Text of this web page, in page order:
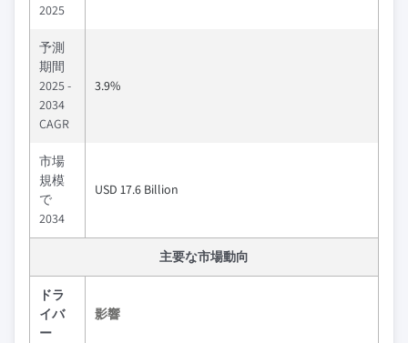
2025
予測
期間
2025 -
2034
CAGR
3.9%
市場
規模
で
2034
USD 17.6 Billion
主要な市場動向
ドラ
イバ
ー
影響